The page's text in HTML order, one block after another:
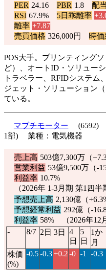
PER 24.16 PBR 1.8 配
RSI 67.9% 5日乖離率
離率 +7.87
売買価格 326,000円 時
POS大手。プリンティング
ど）、オートID・ソリュー
トラベラー、RFIDシステム
ジェット・ソリューション
ている。
マブチモーター
(6592)
1部) 業種：電気機器
売上高 503億7,300万（
営業利益 53億9,500万（-
利益率 10.7%
（2026年 1-3月期 第1四半
予想売上高 2,130億（
予想経常利益 292億（-
利益率 58% （2026年12
-
8/7 2日 3日
4
日
5
日
1か
月
株価
(%)
-0.5-0.3+0.2 -0 -1 -0.3